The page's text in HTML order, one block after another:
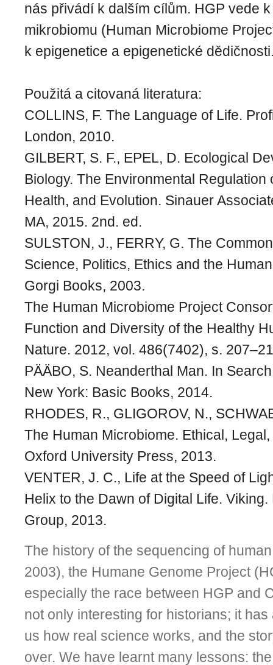
nás přivádí k dalším cílům. HGP vede
mikrobiomu (Human Microbiome
k epigenetice a epigenetické
Použitá a citovaná literatura:
COLLINS, F. The Language of Life.
London, 2010.
GILBERT, S. F., EPEL, D. Ecological
Biology. The Environmental Regulation
Health, and Evolution. Sinauer
MA, 2015. 2nd. ed.
SULSTON, J., FERRY, G. The
Science, Politics, Ethics and the
Gorgi Books, 2003.
The Human Microbiome Project
Function and Diversity of the Healthy
Nature. 2012, vol. 486(7402), s.
PÄÄBO, S. Neanderthal Man. In
New York: Basic Books, 2014.
RHODES, R., GLIGOROV, N.,
The Human Microbiome. Ethical,
Oxford University Press, 2013.
VENTER, J. C., Life at the Speed of
Helix to the Dawn of Digital Life.
Group, 2013.
The history of the sequencing of
2003), the Humane Genome Project
especially the race between HGP and
not only interesting for historians; it
us how real science works, and the
over. We have learnt many lessons: